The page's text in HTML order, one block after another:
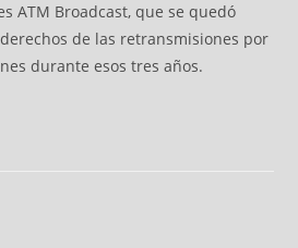
ATM Broadcast, que se quedó
de las retransmisiones por
durante esos tres años.